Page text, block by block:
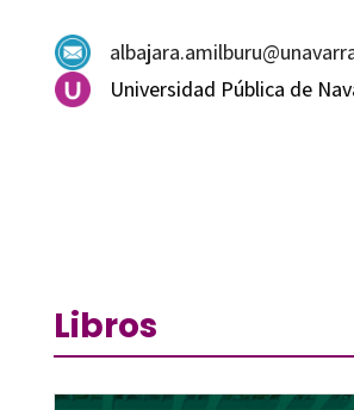
Universidad Pública de
Libros